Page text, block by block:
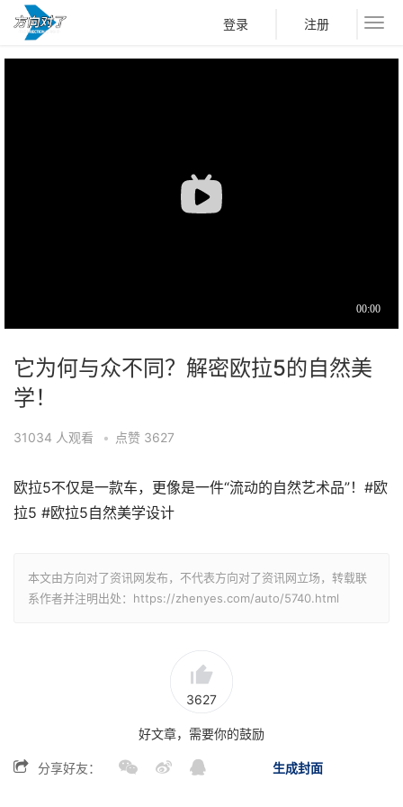
登录 注册
它为何与众不同？解密欧拉5的自然美
学！
31034 人观看 • 点赞 3627
欧拉5不仅是一款车，更像是一件“流动的自然艺术品”！#欧
拉5 #欧拉5自然美学设计
本文由方向对了资讯网发布，不代表方向对了资讯网立场，转载联
系作者并注明出处：https://zhenyes.com/auto/5740.html
3627
好文章，需要你的鼓励
生成封面
分享好友：